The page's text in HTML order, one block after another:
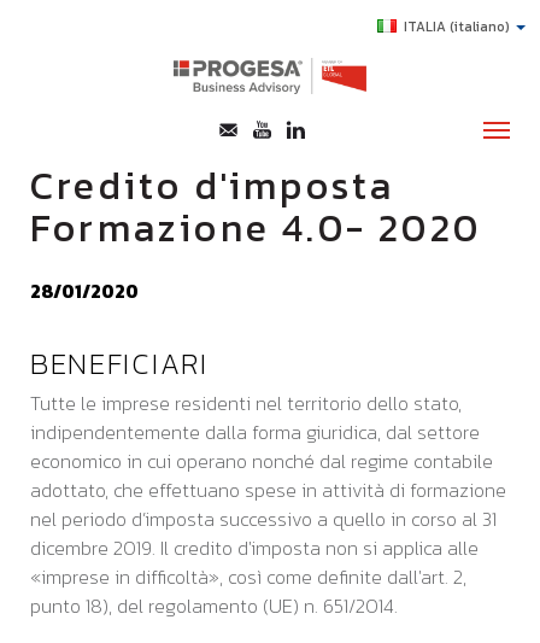
ITALIA(italiano)
CHI SIAMO
HIGHLIGHTS
E-LEARNING
AGEVOLAZIONI
SUCCESS STORY
CONTATTI
Credito d'imposta
Formazione 4.0- 2020
28/01/2020
BENEFICIARI
Tutte le imprese residenti nel territorio dello stato,
indipendentemente dalla forma giuridica, dal settore
economico in cui operano nonché dal regime contabile
adottato, che effettuano spese in attività di formazione
nel periodo d’imposta successivo a quello in corso al 31
dicembre 2019. Il credito d'imposta non si applica alle
«imprese in difficoltà», così come definite dall'art. 2,
punto 18), del regolamento (UE) n. 651/2014.